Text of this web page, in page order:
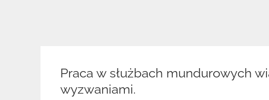
Praca w służbach mundurowych
wyzwaniami.